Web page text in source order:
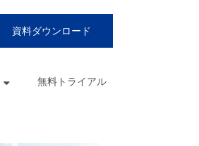
資料ダウンロード
無料トライアル